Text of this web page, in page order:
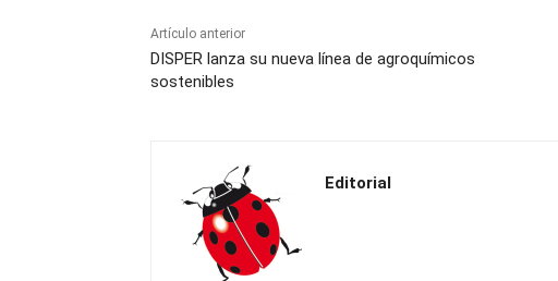
Artículo anterior
DISPER lanza su nueva línea de agroquímicos
sostenibles
Editorial